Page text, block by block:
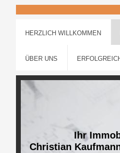
HERZLICH WILLKOMMEN
ÜBER UNS
Ihr
Christian